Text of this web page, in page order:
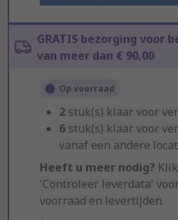
GRATIS bezorging voor
van meer dan € 90,00
Op voorraad
2 stuk(s) klaar voor
6 stuk(s) klaar voor
vanaf een andere
Heeft u meer nodig?
'Controleer leverdata'
voorraad en levertijden.